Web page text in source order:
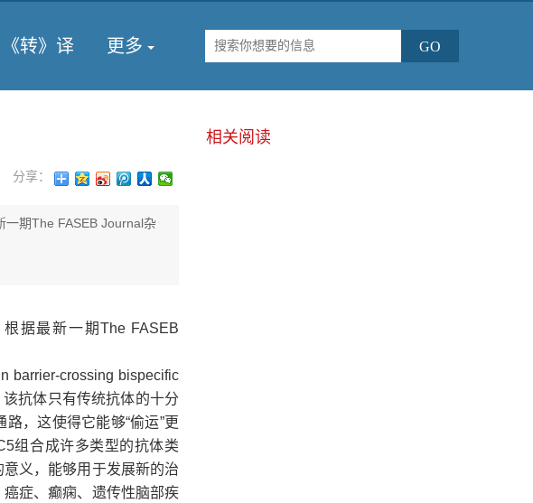
《转》译 更多
分享：
一期The FASEB Journal杂
据最新一期The FASEB
barrier-crossing bispecific
抗体只有传统抗体的十分
路，这使得它能够“偷运”更
组合成许多类型的抗体类
义，能够用于发展新的治
症、癫痫、遗传性脑部疾
相关阅读